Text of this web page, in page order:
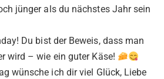
jünger als du nächstes Jahr sein
Du bist der Beweis, dass man
wird – wie ein guter Käse!
wünsche ich dir viel Glück, Liebe